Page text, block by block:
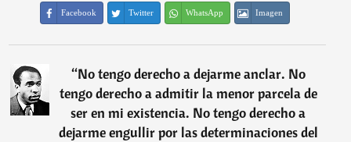
Facebook Twitter WhatsApp Imagen
“No tengo derecho a dejarme anclar. No
tengo derecho a admitir la menor parcela de
ser en mi existencia. No tengo derecho a
dejarme engullir por las determinaciones del